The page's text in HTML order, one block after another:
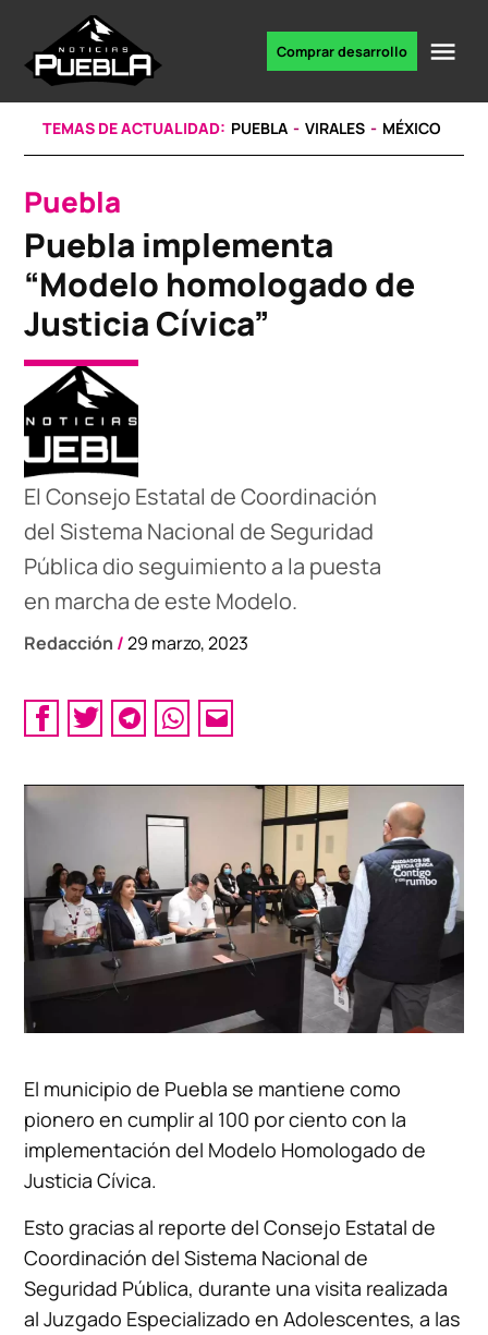
content
noticias
Comprar desarrollo
TEMAS DE ACTUALIDAD: PUEBLA VIRALES MÉXICO
POSTED
IN
Puebla
Puebla implementa
“Modelo homologado de
Justicia Cívica”
El Consejo Estatal de Coordinación
del Sistema Nacional de Seguridad
Pública dio seguimiento a la puesta
en marcha de este Modelo.
Redacción / 29 marzo, 2023
El municipio de Puebla se mantiene como
pionero en cumplir al 100 por ciento con la
implementación del Modelo Homologado de
Justicia Cívica.
Esto gracias al reporte del Consejo Estatal de
Coordinación del Sistema Nacional de
Seguridad Pública, durante una visita realizada
al Juzgado Especializado en Adolescentes, a las